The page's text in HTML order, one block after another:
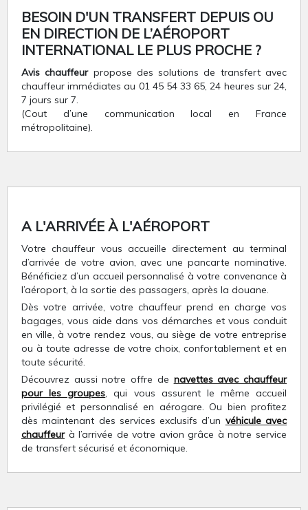
BESOIN D'UN TRANSFERT DEPUIS OU
EN DIRECTION DE L’AÉROPORT
INTERNATIONAL LE PLUS PROCHE ?
Avis chauffeurpropose des solutions de transfert avec
chauffeur immédiates au 01 45 54 33 65, 24 heures sur 24,
7 jours sur 7.
(Cout d’une communication local en France
métropolitaine).
A L'ARRIVÉE À L'AÉROPORT
Votre chauffeur vous accueille directement au terminal
d’arrivée de votre avion, avec une pancarte nominative.
Bénéficiez d’un accueil personnalisé à votre convenance à
l’aéroport, à la sortie des passagers, après la douane.
Dès votre arrivée, votre chauffeur prend en charge vos
bagages, vous aide dans vos démarches et vous conduit
en ville, à votre rendez vous, au siège de votre entreprise
ou à toute adresse de votre choix, confortablement et en
toute sécurité.
Découvrez aussi notre offre de navettes avec chauffeur
pour les groupes, qui vous assurent le même accueil
privilégié et personnalisé en aérogare. Ou bien profitez
dès maintenant des services exclusifs d’un véhicule avec
chauffeurà l’arrivée de votre avion grâce à notre service
de transfert sécurisé et économique.